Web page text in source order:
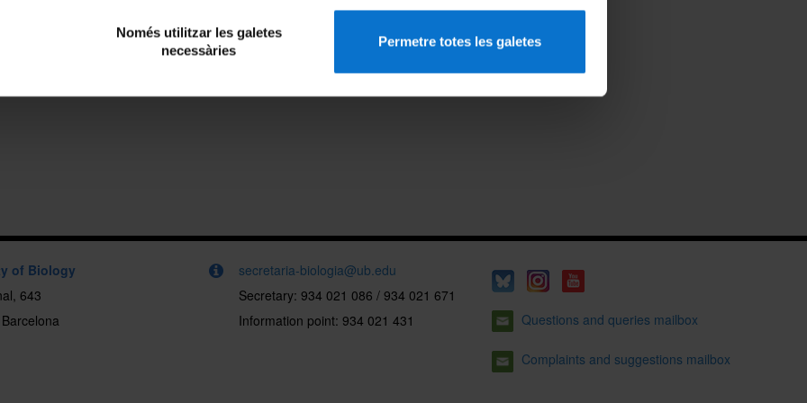
Només utilitzar les galetes
necessàries
Permetre totes les galetes
of Biology
643
secretaria-biologia@ub.edu
Secretary: 934 021 086 / 934 021 671
Information point: 934 021 431
Questions and queries mailbox
Complaints and suggestions mailbox